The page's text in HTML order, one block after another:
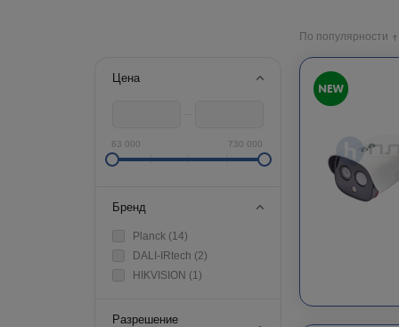
Цена
63 000 730 000
Бренд
Planck (14)
DALI-IRtech (2)
HIKVISION (1)
Разрешение
По популярности